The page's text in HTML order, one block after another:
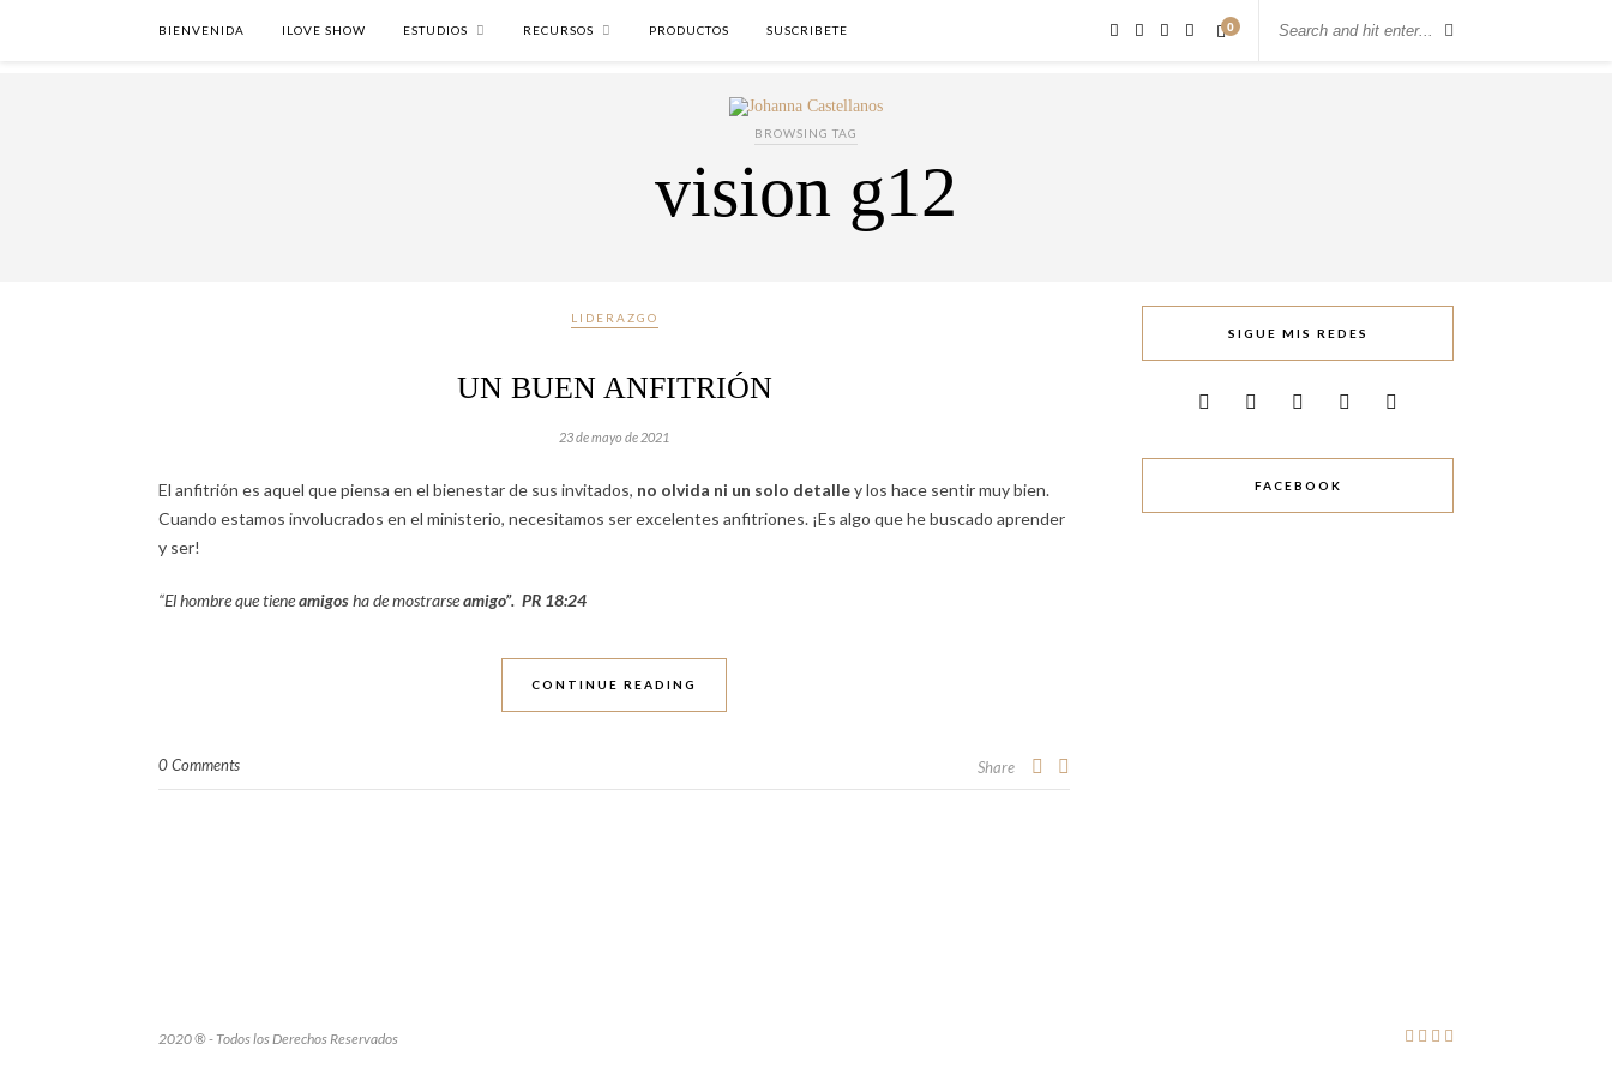
BIENVENIDA ILOVE SHOW ESTUDIOS RECURSOS PRODUCTOS SUSCRIBETE 0
BROWSING TAG
vision g12
LIDERAZGO
UN BUEN ANFITRIÓN
23 de mayo de 2021
El anfitrión es aquel que piensa en el bienestar de sus invitados, no olvida ni un solo detalley los hace sentir muy bien.
Cuando estamos involucrados en el ministerio, necesitamos ser excelentes anfitriones. ¡Es algo que he buscado aprender
y ser!
“El hombre que tieneamigosha de mostrarseamigo”. PR 18:24
CONTINUE READING
0 Comments Share
SIGUE MIS REDES
FACEBOOK
2020 ® - Todos los Derechos Reservados